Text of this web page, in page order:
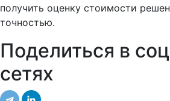
получить оценку стоимости
точностью.
Поделиться в
сетях